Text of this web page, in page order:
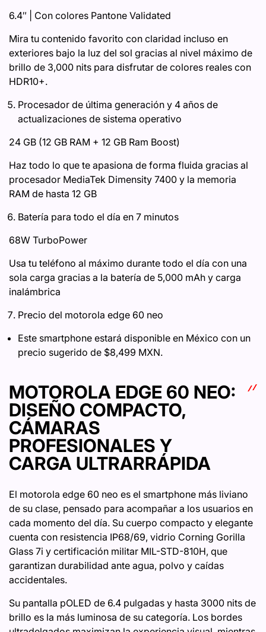
6.4″ | Con colores Pantone Validated​
Mira tu contenido favorito con claridad incluso en
exteriores bajo la luz del sol gracias al nivel máximo de
brillo de 3,000 nits para disfrutar de colores reales con
HDR10+.
Procesador de última generación y 4 años de
actualizaciones de sistema operativo
24 GB (12 GB RAM + 12 GB Ram Boost)
Haz todo lo que te apasiona de forma fluida gracias al
procesador MediaTek Dimensity 7400 y la memoria
RAM de hasta 12 GB
Batería para todo el día en 7 minutos
68W TurboPower
Usa tu teléfono al máximo durante todo el día con una
sola carga gracias a la batería de 5,000 mAh y carga
inalámbrica
Precio del motorola edge 60 neo
Este smartphone estará disponible en México con un
precio sugerido de $8,499 MXN.
MOTOROLA EDGE 60 NEO:
DISEÑO COMPACTO,
CÁMARAS
PROFESIONALES Y
CARGA ULTRARRÁPIDA
El motorola edge 60 neo es el smartphone más liviano
de su clase, pensado para acompañar a los usuarios en
cada momento del día. Su cuerpo compacto y elegante
cuenta con resistencia IP68/69, vidrio Corning Gorilla
Glass 7i y certificación militar MIL-STD-810H, que
garantizan durabilidad ante agua, polvo y caídas
accidentales.
Su pantalla pOLED de 6.4 pulgadas y hasta 3000 nits de
brillo es la más luminosa de su categoría. Los bordes